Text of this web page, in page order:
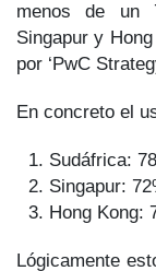
menos de un
Singapur y
por ‘PwC
En concreto el
Sudáfrica:
Singapur:
Hong Kong:
Lógicamente